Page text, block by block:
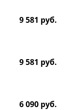
9 581 руб.
9 581 руб.
6 090 руб.